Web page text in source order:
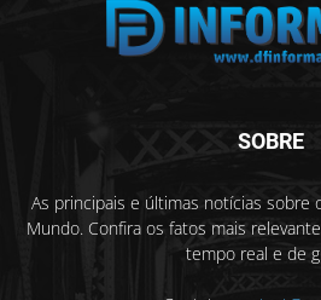
SOBRE
As principais e últimas notícias sobre
Mundo. Confira os fatos mais
tempo real e de